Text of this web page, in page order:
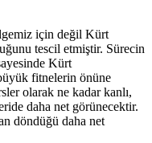
için değil Kürt
tescil etmiştir. Sürecin
Kürt
fitnelerin önüne
olarak ne kadar kanlı,
daha net görünecektir.
döndüğü daha net